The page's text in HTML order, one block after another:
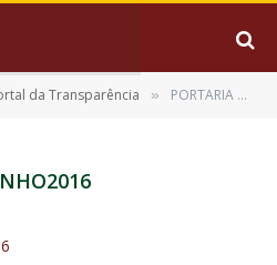
da Transparência » PORTARIA SEADJUNHO2016